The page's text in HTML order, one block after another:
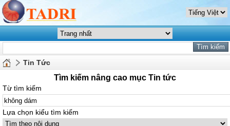
Tin Tức
Tìm kiếm nâng cao mục Tin tức
Từ tìm kiếm
Lựa chọn kiểu tìm kiếm